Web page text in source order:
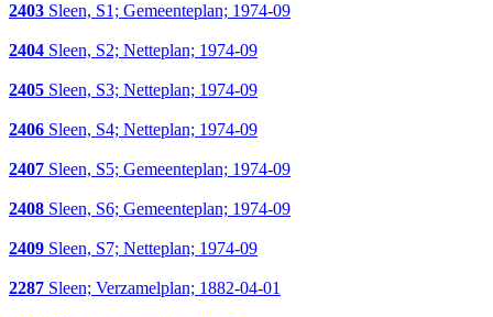
2403 Sleen, S1; Gemeenteplan; 1974-09
2404 Sleen, S2; Netteplan; 1974-09
2405 Sleen, S3; Netteplan; 1974-09
2406 Sleen, S4; Netteplan; 1974-09
2407 Sleen, S5; Gemeenteplan; 1974-09
2408 Sleen, S6; Gemeenteplan; 1974-09
2409 Sleen, S7; Netteplan; 1974-09
2287 Sleen; Verzamelplan; 1882-04-01